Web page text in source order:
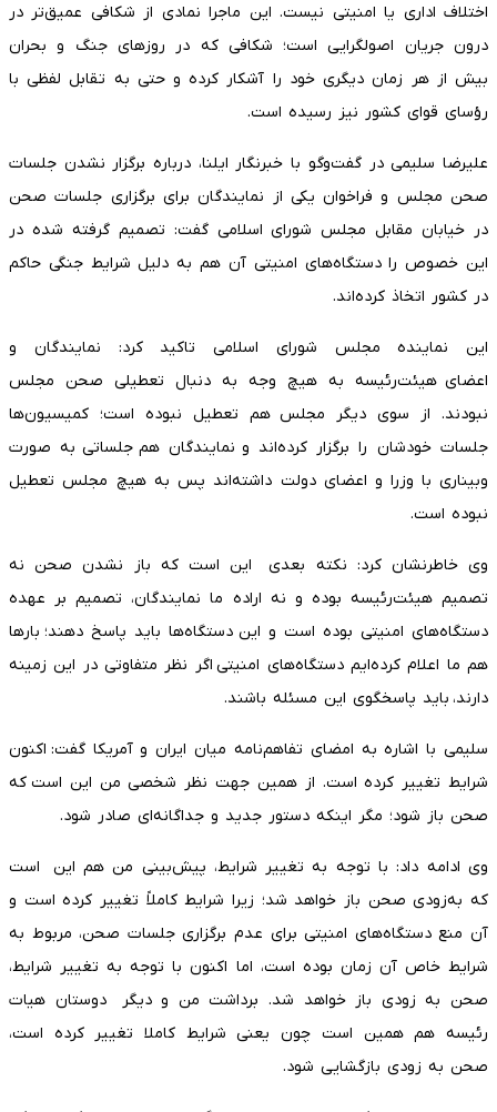
اختلاف اداری یا امنیتی نیست. این ماجرا نمادی از شکافی عمیق‌تر در
درون جریان اصولگرایی است؛ شکافی که در روزهای جنگ و بحران
بیش از هر زمان دیگری خود را آشکار کرده و حتی به تقابل لفظی با
رؤسای قوای کشور نیز رسیده است.
علیرضا سلیمی در گفت‌وگو با خبرنگار ایلنا، درباره برگزار نشدن جلسات
صحن مجلس و فراخوان یکی از نمایندگان برای برگزاری جلسات صحن
در خیابان مقابل مجلس شورای اسلامی گفت: تصمیم گرفته شده در
این خصوص را دستگاه‌های امنیتی آن هم به دلیل شرایط جنگی حاکم
در کشور اتخاذ کرده‌اند.
این نماینده مجلس شورای اسلامی تاکید کرد: نمایندگان و
اعضای هیئت‌رئیسه به هیچ وجه به دنبال تعطیلی صحن مجلس
نبودند. از سوی دیگر مجلس هم تعطیل نبوده است؛ کمیسیون‌ها
جلسات خودشان را برگزار کرده‌اند و نمایندگان هم جلساتی به صورت
وبیناری با وزرا و اعضای دولت داشته‌اند پس به هیچ مجلس تعطیل
نبوده است.
وی خاطرنشان کرد: نکته بعدی این است که باز نشدن صحن نه
تصمیم هیئت‌رئیسه بوده و نه اراده ما نمایندگان، تصمیم بر عهده
دستگاه‌های امنیتی بوده است و این دستگاه‌ها باید پاسخ دهند؛ بارها
هم ما اعلام کرده‌ایم دستگاه‌های امنیتی اگر نظر متفاوتی در این زمینه
دارند، باید پاسخگوی این مسئله باشند.
سلیمی با اشاره به امضای تفاهم‌نامه میان ایران و آمریکا گفت: اکنون
شرایط تغییر کرده است. از همین جهت نظر شخصی من این است که
صحن باز شود؛ مگر اینکه دستور جدید و جداگانه‌ای صادر شود.
وی ادامه داد: با توجه به تغییر شرایط، پیش‌بینی من هم این است
که به‌زودی صحن باز خواهد شد؛ زیرا شرایط کاملاً تغییر کرده است و
آن منع دستگاه‌های امنیتی برای عدم برگزاری جلسات صحن، مربوط به
شرایط خاص آن زمان بوده است، اما اکنون با توجه به تغییر شرایط،
صحن به زودی باز خواهد شد. برداشت من و دیگر دوستان هیات
رئیسه هم همین است چون یعنی شرایط کاملا تغییر کرده است،
صحن به زودی بازگشایی شود.